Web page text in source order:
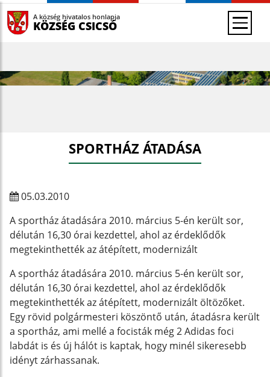
A község hivatalos honlapja
KÖZSÉG CSICSÓ
SPORTHÁZ ÁTADÁSA
05.03.2010
A sportház átadására 2010. március 5-én került sor,
délután 16,30 órai kezdettel, ahol az érdeklődők
megtekinthették az átépített, modernizált
A sportház átadására 2010. március 5-én került sor,
délután 16,30 órai kezdettel, ahol az érdeklődők
megtekinthették az átépített, modernizált öltözőket.
Egy rövid polgármesteri köszöntő után, átadásra került
a sportház, ami mellé a focisták még 2 Adidas foci
labdát is és új hálót is kaptak, hogy minél sikeresebb
idényt zárhassanak.